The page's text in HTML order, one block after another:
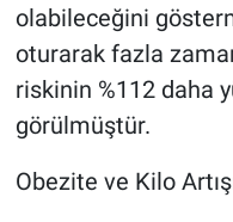
olabileceğini
oturarak fazla
riskinin %112 daha
görülmüştür.
Obezite ve Kilo